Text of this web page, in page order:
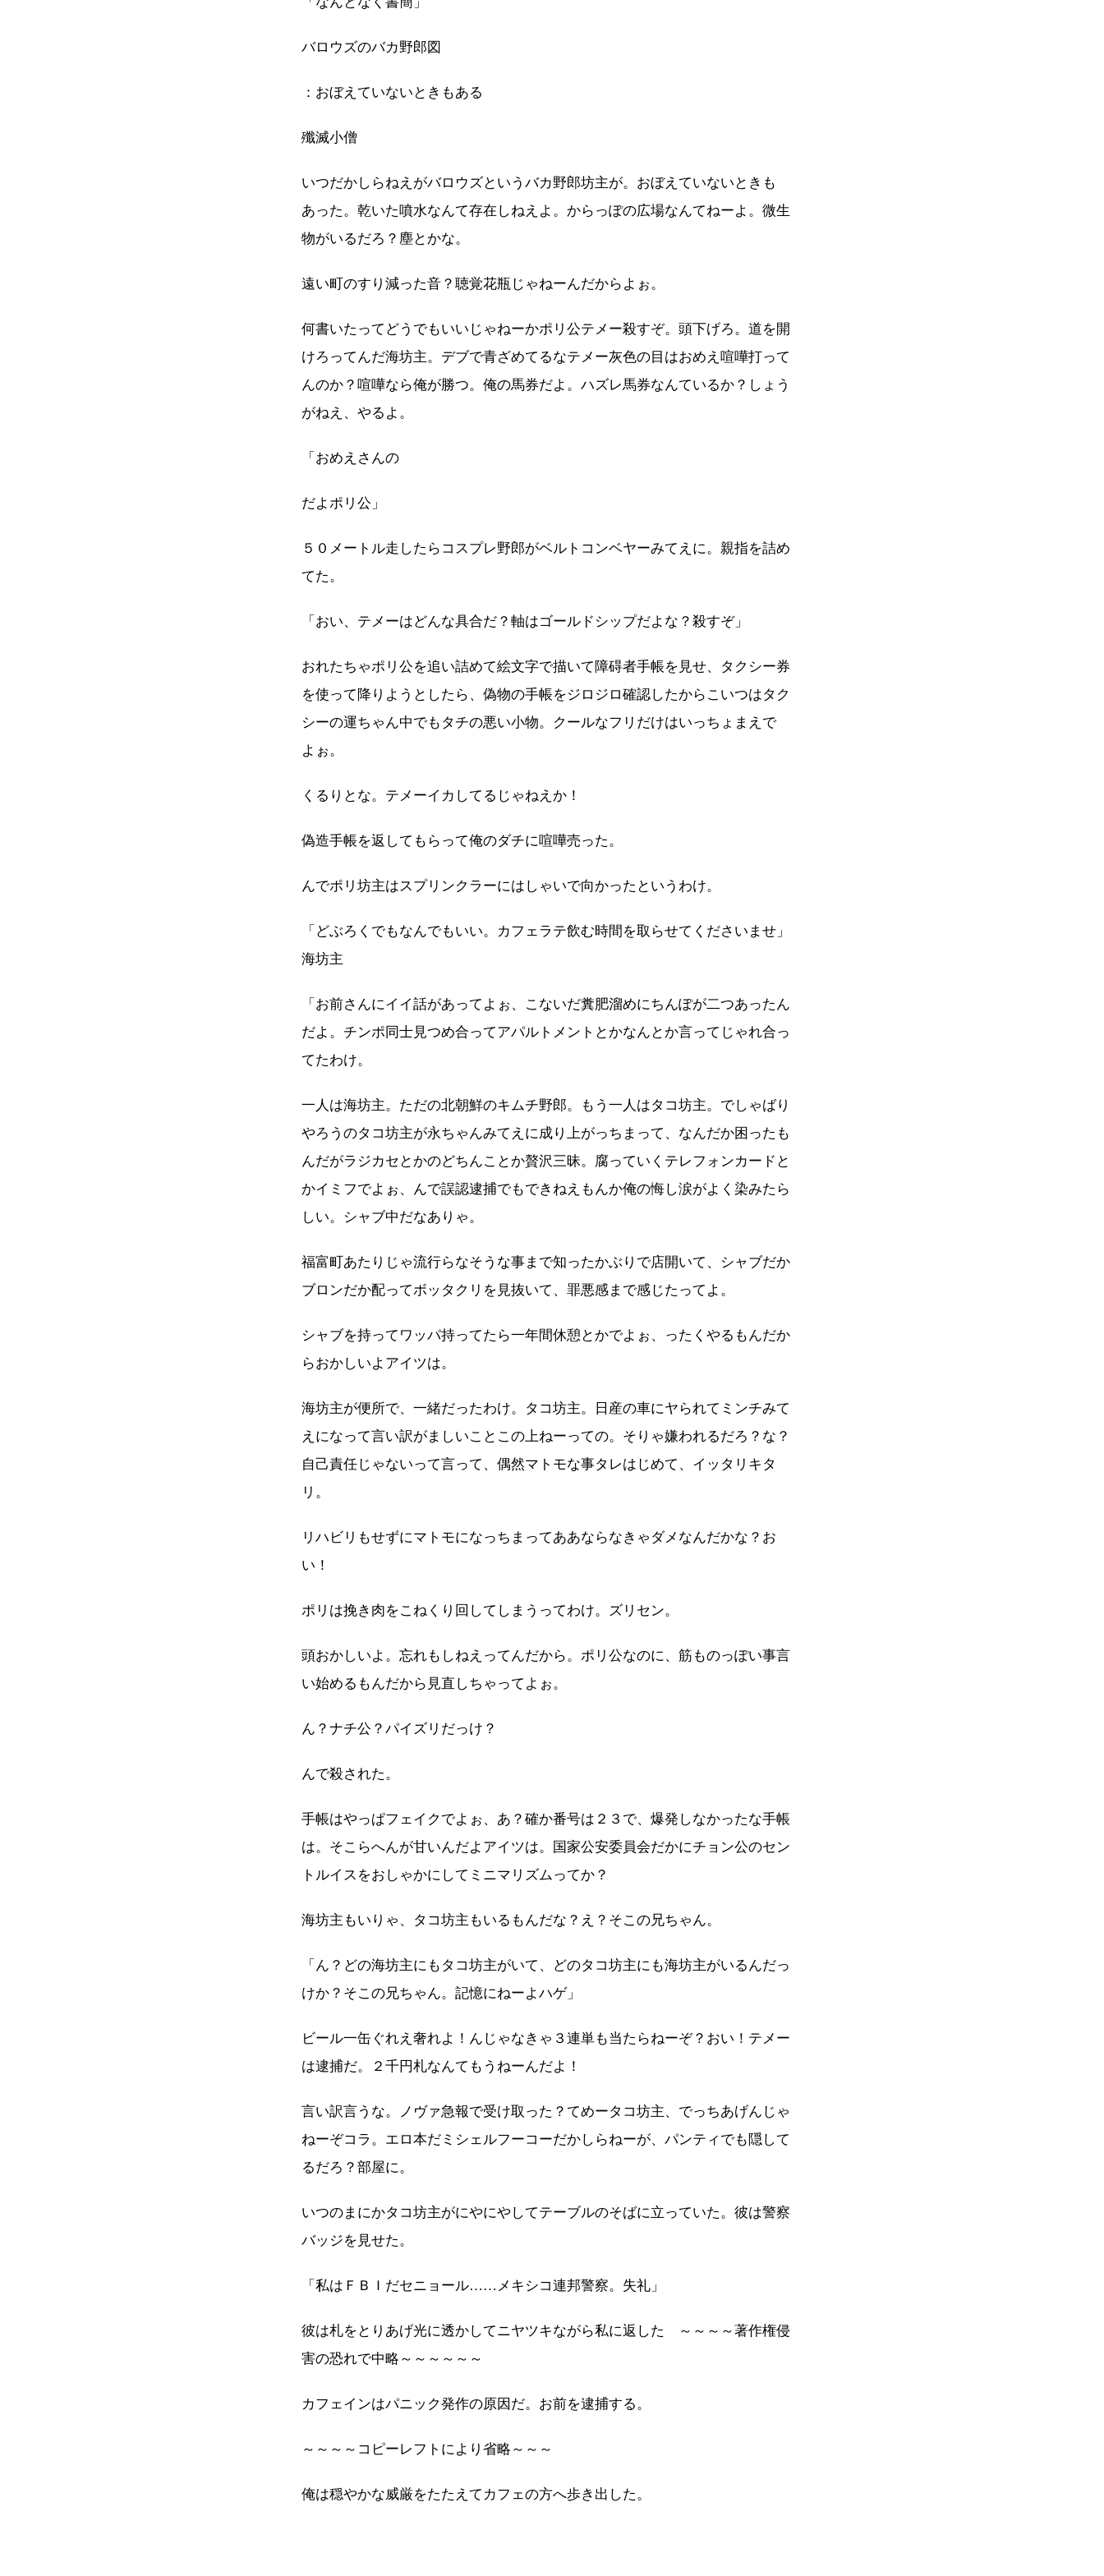
バロウズのバカ野郎図
：おぼえていないときもある
殲滅小僧
いつだかしらねえがバロウズというバカ野郎坊主が。おぼえていないときも
あった。乾いた噴水なんて存在しねえよ。からっぽの広場なんてねーよ。微生
物がいるだろ？塵とかな。
遠い町のすり減った音？聴覚花瓶じゃねーんだからよぉ。
何書いたってどうでもいいじゃねーかポリ公テメー殺すぞ。頭下げろ。道を開
けろってんだ海坊主。デブで青ざめてるなテメー灰色の目はおめえ喧嘩打って
んのか？喧嘩なら俺が勝つ。俺の馬券だよ。ハズレ馬券なんているか？しょう
がねえ、やるよ。
「おめえさんの
だよポリ公」
５０メートル走したらコスプレ野郎がベルトコンベヤーみてえに。親指を詰め
てた。
「おい、テメーはどんな具合だ？軸はゴールドシップだよな？殺すぞ」
おれたちゃポリ公を追い詰めて絵文字で描いて障碍者手帳を見せ、タクシー券
を使って降りようとしたら、偽物の手帳をジロジロ確認したからこいつはタク
シーの運ちゃん中でもタチの悪い小物。クールなフリだけはいっちょまえで
よぉ。
くるりとな。テメーイカしてるじゃねえか！
偽造手帳を返してもらって俺のダチに喧嘩売った。
んでポリ坊主はスプリンクラーにはしゃいで向かったというわけ。
「どぶろくでもなんでもいい。カフェラテ飲む時間を取らせてくださいませ」
海坊主
「お前さんにイイ話があってよぉ、こないだ糞肥溜めにちんぽが二つあったん
だよ。チンポ同士見つめ合ってアパルトメントとかなんとか言ってじゃれ合っ
てたわけ。
一人は海坊主。ただの北朝鮮のキムチ野郎。もう一人はタコ坊主。でしゃばり
やろうのタコ坊主が永ちゃんみてえに成り上がっちまって、なんだか困ったも
んだがラジカセとかのどちんことか贅沢三昧。腐っていくテレフォンカードと
かイミフでよぉ、んで誤認逮捕でもできねえもんか俺の悔し涙がよく染みたら
しい。シャブ中だなありゃ。
福富町あたりじゃ流行らなそうな事まで知ったかぶりで店開いて、シャブだか
ブロンだか配ってボッタクリを見抜いて、罪悪感まで感じたってよ。
シャブを持ってワッパ持ってたら一年間休憩とかでよぉ、ったくやるもんだか
らおかしいよアイツは。
海坊主が便所で、一緒だったわけ。タコ坊主。日産の車にヤられてミンチみて
えになって言い訳がましいことこの上ねーっての。そりゃ嫌われるだろ？な？
自己責任じゃないって言って、偶然マトモな事タレはじめて、イッタリキタ
リ。
リハビリもせずにマトモになっちまってああならなきゃダメなんだかな？お
い！
ポリは挽き肉をこねくり回してしまうってわけ。ズリセン。
頭おかしいよ。忘れもしねえってんだから。ポリ公なのに、筋ものっぽい事言
い始めるもんだから見直しちゃってよぉ。
ん？ナチ公？パイズリだっけ？
んで殺された。
手帳はやっぱフェイクでよぉ、あ？確か番号は２３で、爆発しなかったな手帳
は。そこらへんが甘いんだよアイツは。国家公安委員会だかにチョン公のセン
トルイスをおしゃかにしてミニマリズムってか？
海坊主もいりゃ、タコ坊主もいるもんだな？え？そこの兄ちゃん。
「ん？どの海坊主にもタコ坊主がいて、どのタコ坊主にも海坊主がいるんだっ
けか？そこの兄ちゃん。記憶にねーよハゲ」
ビール一缶ぐれえ奢れよ！んじゃなきゃ３連単も当たらねーぞ？おい！テメー
は逮捕だ。２千円札なんてもうねーんだよ！
言い訳言うな。ノヴァ急報で受け取った？てめータコ坊主、でっちあげんじゃ
ねーぞコラ。エロ本だミシェルフーコーだかしらねーが、パンティでも隠して
るだろ？部屋に。
いつのまにかタコ坊主がにやにやしてテーブルのそばに立っていた。彼は警察
バッジを見せた。
「私はＦＢＩだセニョール……メキシコ連邦警察。失礼」
彼は札をとりあげ光に透かしてニヤツキながら私に返した ～～～～著作権侵
害の恐れで中略～～～～～～
カフェインはパニック発作の原因だ。お前を逮捕する。
～～～～コピーレフトにより省略～～～
俺は穏やかな威厳をたたえてカフェの方へ歩き出した。